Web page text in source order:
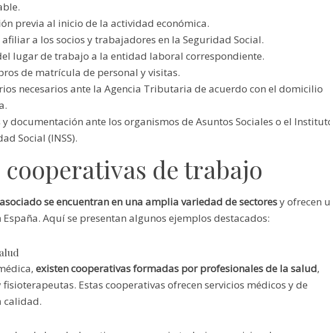
previa al inicio de la actividad económica.
a los socios y trabajadores en la Seguridad Social.
lugar de trabajo a la entidad laboral correspondiente.
de matrícula de personal y visitas.
necesarios ante la Agencia Tributaria de acuerdo con el domicilio
documentación ante los organismos de Asuntos Sociales o el
Social (INSS).
de trabajo
se encuentran en una amplia variedad de sectoresy ofrecen
Aquí se presentan algunos ejemplos destacados:
existen cooperativas formadas por profesionales de la salud,
Estas cooperativas ofrecen servicios médicos y de
calidad.